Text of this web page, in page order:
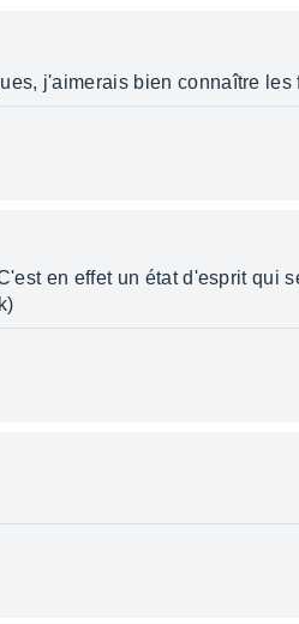
j'aimerais bien connaître
en effet un état d'esprit qui